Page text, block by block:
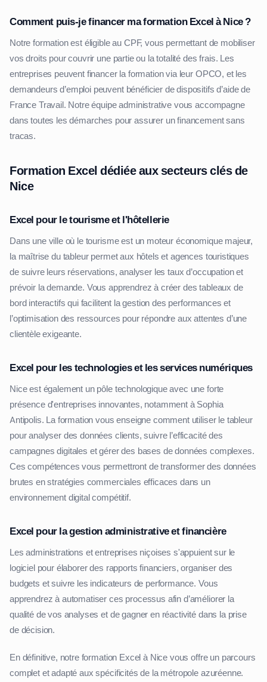
Comment puis-je financer ma formation Excel à Nice ?
Notre formation est éligible au CPF, vous permettant de mobiliser
vos droits pour couvrir une partie ou la totalité des frais. Les
entreprises peuvent financer la formation via leur OPCO, et les
demandeurs d’emploi peuvent bénéficier de dispositifs d’aide de
France Travail. Notre équipe administrative vous accompagne
dans toutes les démarches pour assurer un financement sans
tracas.
Formation Excel dédiée aux secteurs clés de
Nice
Excel pour le tourisme et l'hôtellerie
Dans une ville où le tourisme est un moteur économique majeur,
la maîtrise du tableur permet aux hôtels et agences touristiques
de suivre leurs réservations, analyser les taux d’occupation et
prévoir la demande. Vous apprendrez à créer des tableaux de
bord interactifs qui facilitent la gestion des performances et
l’optimisation des ressources pour répondre aux attentes d’une
clientèle exigeante.
Excel pour les technologies et les services numériques
Nice est également un pôle technologique avec une forte
présence d'entreprises innovantes, notamment à Sophia
Antipolis. La formation vous enseigne comment utiliser le tableur
pour analyser des données clients, suivre l’efficacité des
campagnes digitales et gérer des bases de données complexes.
Ces compétences vous permettront de transformer des données
brutes en stratégies commerciales efficaces dans un
environnement digital compétitif.
Excel pour la gestion administrative et financière
Les administrations et entreprises niçoises s'appuient sur le
logiciel pour élaborer des rapports financiers, organiser des
budgets et suivre les indicateurs de performance. Vous
apprendrez à automatiser ces processus afin d’améliorer la
qualité de vos analyses et de gagner en réactivité dans la prise
de décision.
En définitive, notre formation Excel à Nice vous offre un parcours
complet et adapté aux spécificités de la métropole azuréenne.